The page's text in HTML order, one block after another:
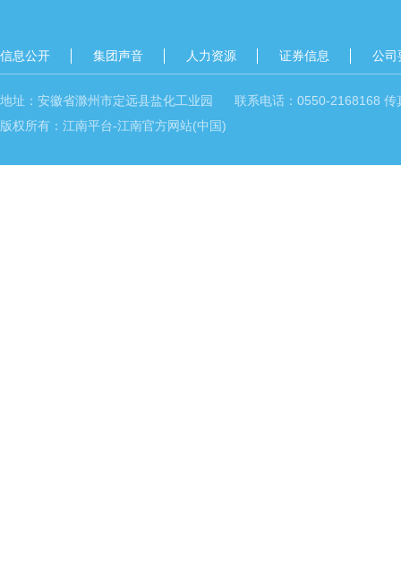
信息公开 集团声音 人力资源 证券信息 公司
地址：安徽省滁州市定远县盐化工业园 联系电话：0550-2168168
版权所有：江南平台-江南官方网站(中国)